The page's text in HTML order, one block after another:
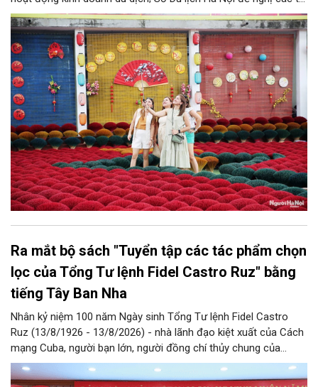
chức, đơn vị, doanh nghiệp kinh doanh dịch vụ lữ hành trên địa
bàn thành phố thực hiện một số nội dung quan trọng. Qua đó
góp phần thực hiện thắng lợi các mục tiêu phát triển du lịch Hà
Nội năm 2026 và giai đoạn tiếp theo.
Ra mắt bộ sách "Tuyển tập các tác phẩm chọn
lọc của Tổng Tư lệnh Fidel Castro Ruz" bằng
tiếng Tây Ban Nha
Nhân kỷ niệm 100 năm Ngày sinh Tổng Tư lệnh Fidel Castro
Ruz (13/8/1926 - 13/8/2026) - nhà lãnh đạo kiệt xuất của Cách
mạng Cuba, người bạn lớn, người đồng chí thủy chung của
Đảng, Nhà nước và nhân dân Việt Nam, chiều 5/8, tại Hà Nội,
Nhà xuất bản Chính trị quốc gia Sự thật phối hợp với Ban Tuyên